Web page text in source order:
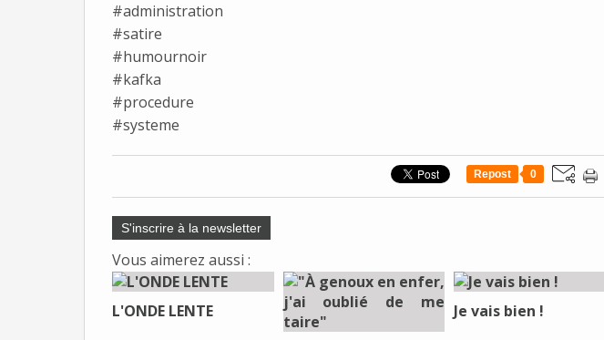
#administration
#satire
#humournoir
#kafka
#procedure
#systeme
Repost 0
S'inscrire à la newsletter
Vous aimerez aussi :
L'ONDE LENTE
Je vais bien !